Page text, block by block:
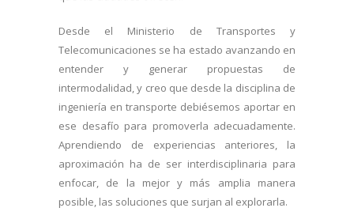
Desde el Ministerio de Transportes y
Telecomunicaciones se ha estado avanzando en
entender y generar propuestas de
intermodalidad, y creo que desde la disciplina de
ingeniería en transporte debiésemos aportar en
ese desafío para promoverla adecuadamente.
Aprendiendo de experiencias anteriores, la
aproximación ha de ser interdisciplinaria para
enfocar, de la mejor y más amplia manera
posible, las soluciones que surjan al explorarla.